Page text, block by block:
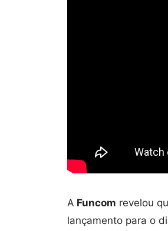
A Funcom revelou
lançamento para o